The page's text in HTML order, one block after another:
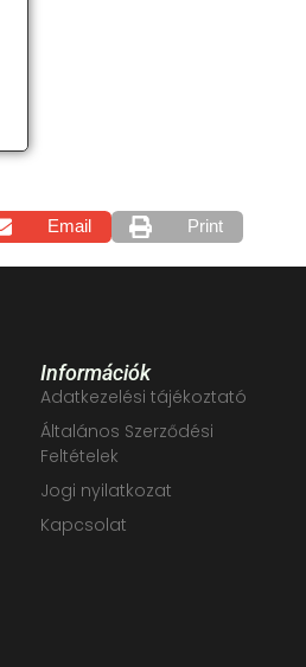
Email Print
Információk
Adatkezelési tájékoztató
Általános Szerződési
Feltételek
Jogi nyilatkozat
Kapcsolat